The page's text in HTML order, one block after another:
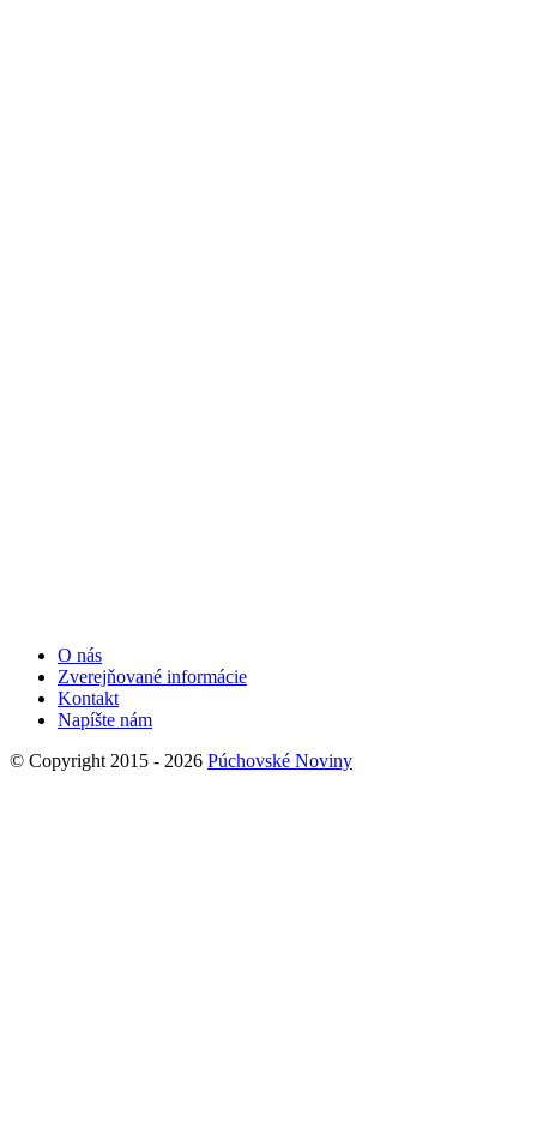
O nás
Zverejňované informácie
Kontakt
Napíšte nám
© Copyright 2015 - 2026 Púchovské Noviny